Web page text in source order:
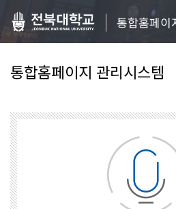
통합홈페이
통합홈페이지 관리시스템